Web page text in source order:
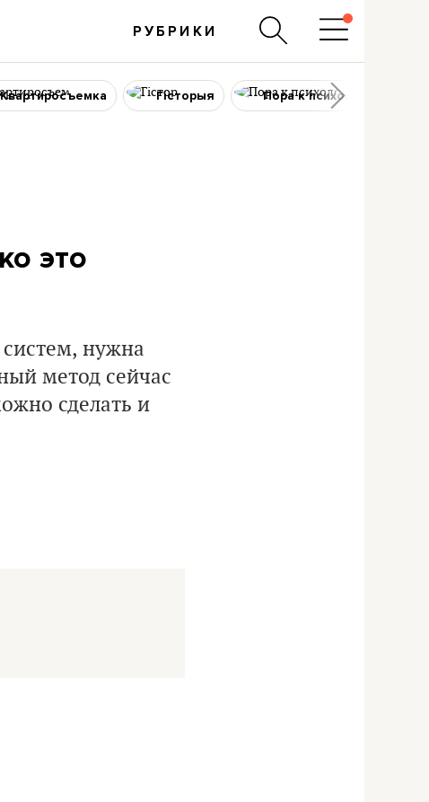
РУБРИКИ
Квартиросъемка Гісторыя Пора к психологу
это
нужна
метод сейчас
сделать и